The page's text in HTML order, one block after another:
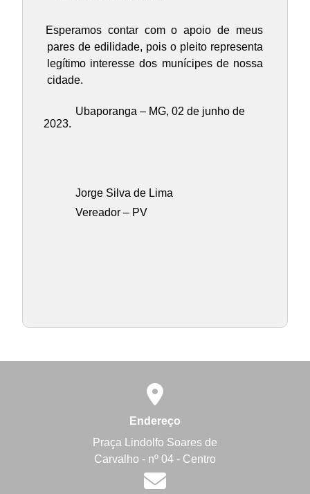
Esperamos contar com o apoio de meus
pares de edilidade, pois o pleito representa
legítimo interesse dos munícipes de nossa
cidade.
Ubaporanga – MG, 02 de junho de
2023.
Jorge Silva de Lima
Vereador – PV
Endereço
Praça Lindolfo Soares de
Carvalho - nº 04 - Centro